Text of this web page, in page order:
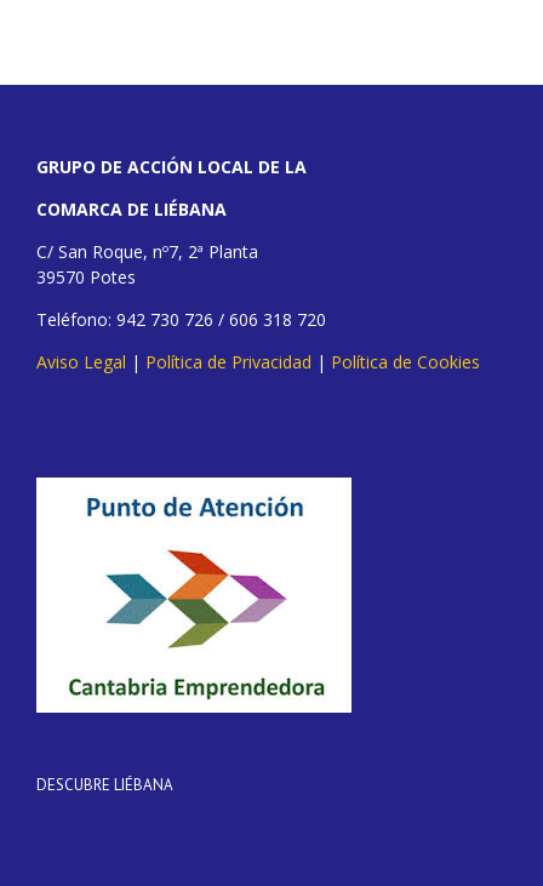
GRUPO DE ACCIÓN LOCAL DE LA
COMARCA DE LIÉBANA
C/ San Roque, nº7, 2ª Planta
39570 Potes
Teléfono: 942 730 726 / 606 318 720
Aviso Legal | Política de Privacidad | Política de Cookies
DESCUBRE LIÉBANA